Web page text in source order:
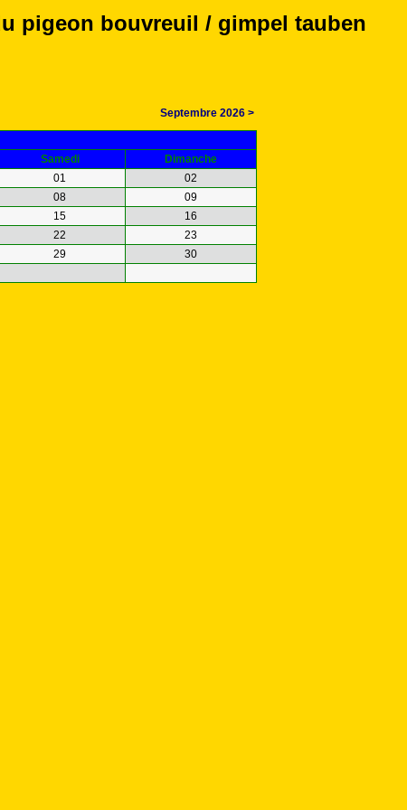
pigeon bouvreuil / gimpel tauben
Septembre 2026 >
Samedi
Dimanche
01
02
08
09
15
16
22
23
29
30